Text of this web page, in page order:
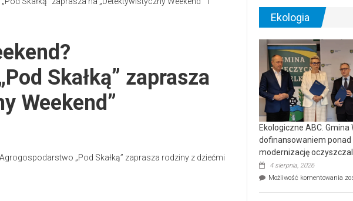
Skałką” zaprasza
Weekend”
„Pod Skałką” zaprasza rodziny z dziećmi
Ekologia
Ekologiczne ABC. Gmina
dofinansowaniem ponad
modernizację
4 sierpnia, 2026
Możliwość komentowania